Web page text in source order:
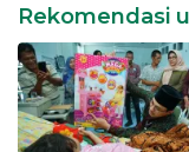
Rekomendasi